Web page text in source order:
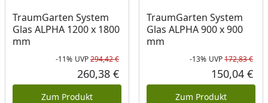
TraumGarten System
Glas ALPHA 1200 x 1800
mm
Rabatt in Prozent
-11%
Ursprünglicher Preis
UVP294,42 €
Aktueller Preis
260,38 €
Zum Produkt
TraumGarten System
Glas ALPHA 900 x 900
mm
-13% UVP172,83 €
150,04 €
Zum Produkt